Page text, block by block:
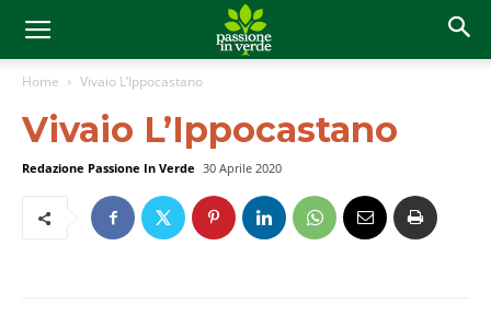
Home Vivaio L’Ippocastano
Vivaio L’Ippocastano
Redazione Passione In Verde 30 Aprile 2020